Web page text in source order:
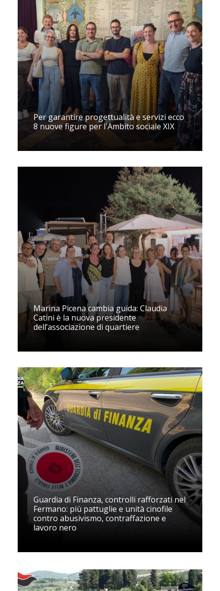
Per garantire progettualità e servizi ecco
8 nuove figure per l'Ambito sociale XIX
Marina Picena cambia guida: Claudia
Catini è la nuova presidente
dell’associazione di quartiere
Guardia di Finanza, controlli rafforzati nel
Fermano: più pattuglie e unità cinofile
contro abusivismo, contraffazione e
lavoro nero